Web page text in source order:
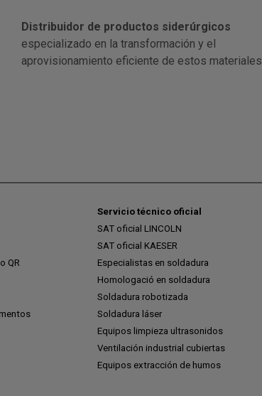
Distribuidor de productos siderúrgicos
especializado en la transformación y el
aprovisionamiento eficiente de estos materiales.
QR
Servicio técnico oficial
SAT oficial LINCOLN
SAT oficial KAESER
Especialistas en soldadura
Homologació en soldadura
Soldadura robotizada
Soldadura láser
Equipos limpieza ultrasonidos
Ventilación industrial cubiertas
Equipos extracción de humos